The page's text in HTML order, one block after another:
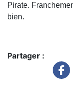
Pirate.
bien.
Partager :